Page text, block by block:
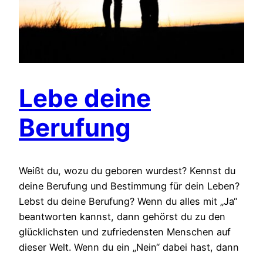
Lebe deine
Berufung
Weißt du, wozu du geboren wurdest? Kennst du
deine Berufung und Bestimmung für dein Leben?
Lebst du deine Berufung? Wenn du alles mit „Ja“
beantworten kannst, dann gehörst du zu den
glücklichsten und zufriedensten Menschen auf
dieser Welt. Wenn du ein „Nein“ dabei hast, dann